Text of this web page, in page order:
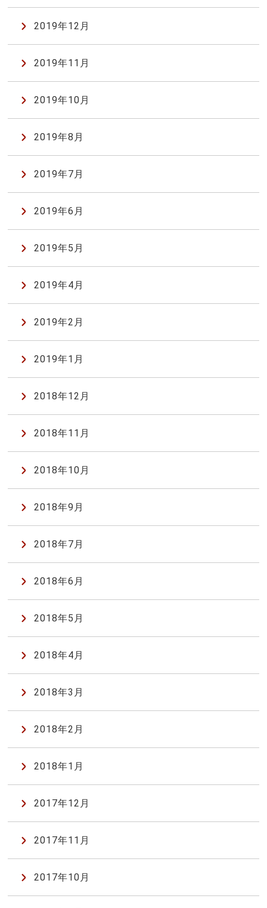
2019年12月
2019年11月
2019年10月
2019年8月
2019年7月
2019年6月
2019年5月
2019年4月
2019年2月
2019年1月
2018年12月
2018年11月
2018年10月
2018年9月
2018年7月
2018年6月
2018年5月
2018年4月
2018年3月
2018年2月
2018年1月
2017年12月
2017年11月
2017年10月